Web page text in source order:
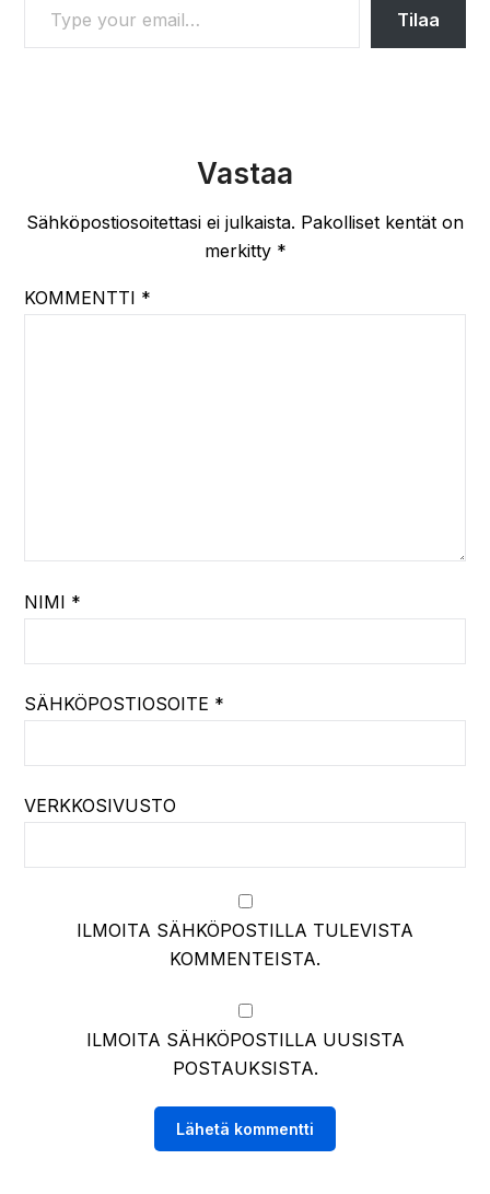
Tilaa
Vastaa
Sähköpostiosoitettasi ei julkaista. Pakolliset kentät on
merkitty *
KOMMENTTI *
NIMI *
SÄHKÖPOSTIOSOITE *
VERKKOSIVUSTO
ILMOITA SÄHKÖPOSTILLA TULEVISTA
KOMMENTEISTA.
ILMOITA SÄHKÖPOSTILLA UUSISTA
POSTAUKSISTA.